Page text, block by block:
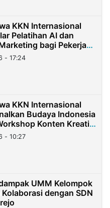
KKN Internasional
Pelatihan AI dan
bagi Pekerja
di Taiwan
- 17:24
KKN Internasional
Budaya Indonesia
Konten Kreatif
- 10:27
UMM Kelompok
dengan SDN